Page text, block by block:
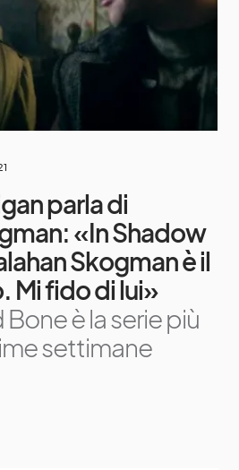
parla di
«In Shadow
Skogman è il
Mi fido di lui»
è la serie più
settimane